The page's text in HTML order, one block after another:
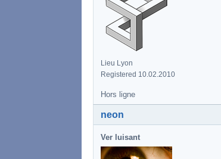
Lieu Lyon
Registered 10.02.2010
Hors ligne
neon
Ver luisant